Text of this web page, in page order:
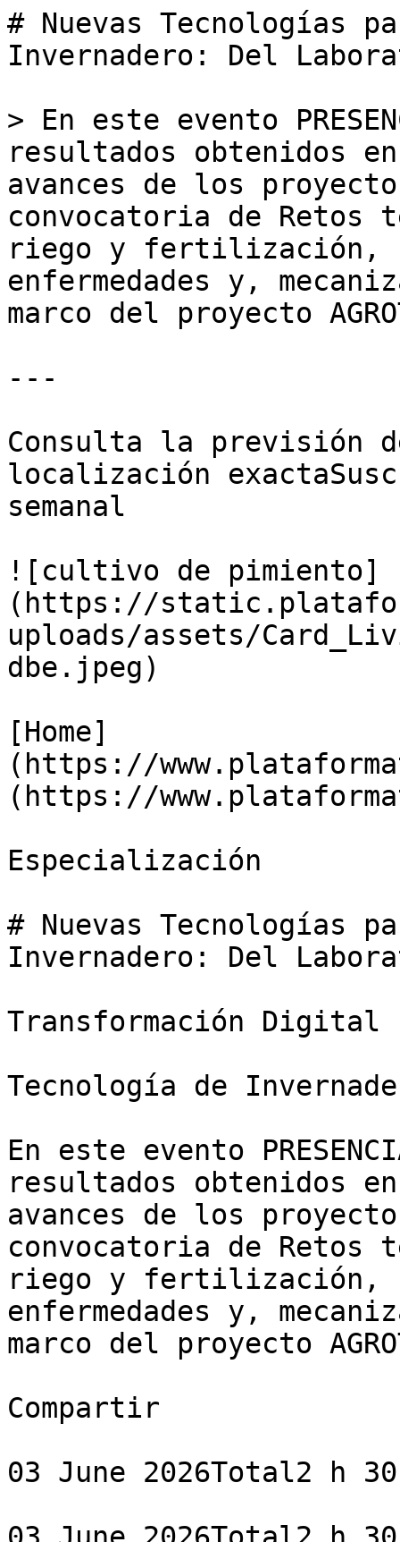
# Nuevas Tecnologías
Invernadero: Del
> En este evento
resultados obtenidos
avances de los
convocatoria de Retos
riego y fertilización,
enfermedades y,
marco del proyecto
---
Consulta la previsión
localización
semanal
![cultivo de pimiento]
(https://
uploads/assets/
dbe.jpeg)
[Home]
(https://
(https://
Especialización
# Nuevas Tecnologías
Invernadero: Del
Transformación Digital
Tecnología de
En este evento
resultados obtenidos
avances de los
convocatoria de Retos
riego y fertilización,
enfermedades y,
marco del proyecto
Compartir
03 June 2026Total2 h